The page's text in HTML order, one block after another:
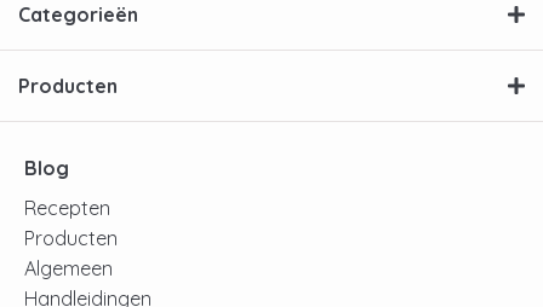
Categorieën
Producten
Blog
Recepten
Producten
Algemeen
Handleidingen